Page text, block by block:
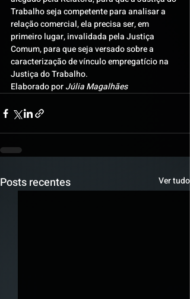
Trabalho seja competente para analisar a
relação comercial, ela precisa ser, em
primeiro lugar, invalidada pela Justiça
Comum, para que seja versado sobre a
caracterização de vínculo empregatício na
Justiça do Trabalho.
Elaborado por Júlia Magalhães
Posts recentes Ver tudo